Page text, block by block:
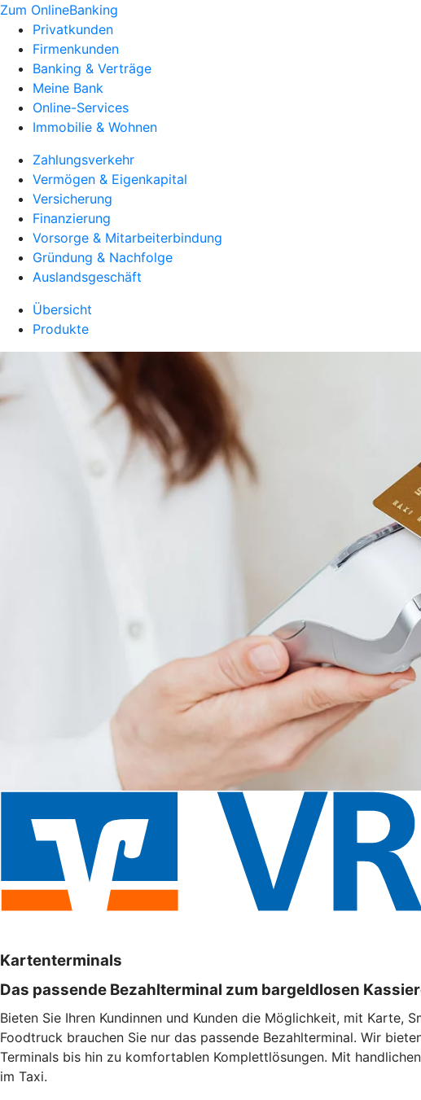
Zum OnlineBanking
Privatkunden
Firmenkunden
Banking & Verträge
Meine Bank
Online-Services
Immobilie & Wohnen
Zahlungsverkehr
Vermögen & Eigenkapital
Versicherung
Finanzierung
Vorsorge & Mitarbeiterbindung
Gründung & Nachfolge
Auslandsgeschäft
Übersicht
Produkte
Kartenterminals
Das passende Bezahlterminal zum bargeldlosen
Bieten Sie Ihren Kundinnen und Kunden die Möglichkeit, mit Karte,
Foodtruck brauchen Sie nur das passende Bezahlterminal. Wir
Terminals bis hin zu komfortablen Komplettlösungen. Mit
im Taxi.